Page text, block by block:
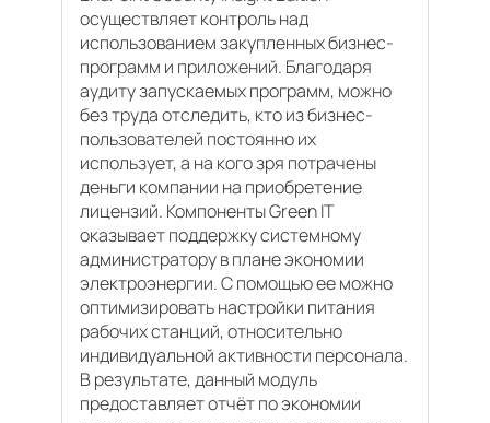
осуществляет контроль над
использованием закупленных бизнес-
программ и приложений. Благодаря
аудиту запускаемых программ, можно
без труда отследить, кто из бизнес-
пользователей постоянно их
использует, а на кого зря потрачены
деньги компании на приобретение
лицензий. Компоненты Green IT
оказывает поддержку системному
администратору в плане экономии
электроэнергии. С помощью ее можно
оптимизировать настройки питания
рабочих станций, относительно
индивидуальной активности персонала.
В результате, данный модуль
предоставляет отчёт по экономии